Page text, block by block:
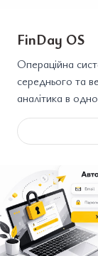
FinDay OS
Операційна
середнього та
аналітика в